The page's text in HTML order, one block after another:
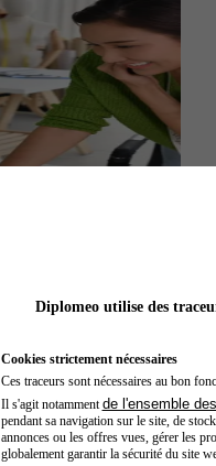
Diplomeo utilise des
Cookies strictement nécessaires
Ces traceurs sont nécessaires au bon
Il s'agit notamment de l'ensemble
pendant sa navigation sur le site, de
annonces ou les offres vues, gérer les
globalement garantir la sécurité du site